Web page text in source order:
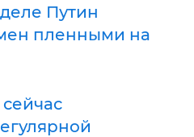
Путин
пленными на